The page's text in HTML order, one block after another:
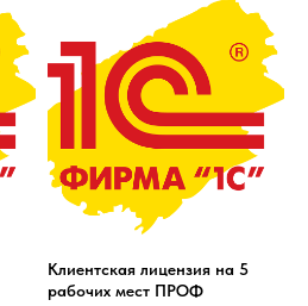
Клиентская лицензия на 5
рабочих мест ПРОФ